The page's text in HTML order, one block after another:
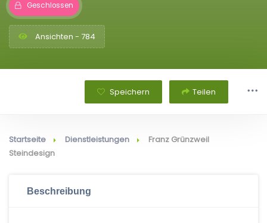
Geschlossen
Ansichten - 784
Speichern Teilen
Startseite Dienstleistungen
Franz Grünzweil
Steindesign
Beschreibung